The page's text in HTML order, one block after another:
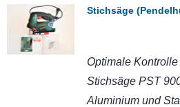
Stichsäge
Optimale
Stichsäge PST
Aluminium und